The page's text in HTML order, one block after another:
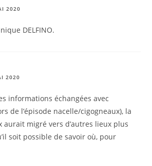
2020
DELFINO.
2020
informations échangées avec
de l’épisode nacelle/cigogneaux), la
migré vers d’autres lieux plus
soit possible de savoir où, pour